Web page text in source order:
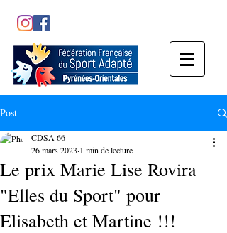
Post
Le prix Marie Lise Rovira
"Elles du Sport" pour
Elisabeth et Martine !!!
CDSA 66
26 mars 2023 1 min de lecture